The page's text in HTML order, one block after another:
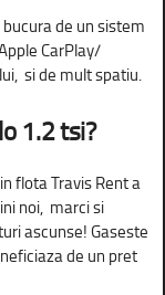
de un sistem
CarPlay/
si de mult spatiu.
1.2 tsi?
flota Travis Rent a
noi, marci si
ascunse! Gaseste
de un pret